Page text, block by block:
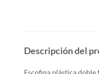
Descripción del